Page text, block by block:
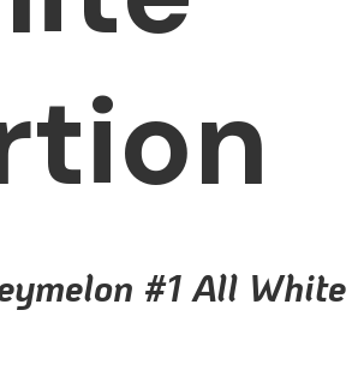
#1 All White